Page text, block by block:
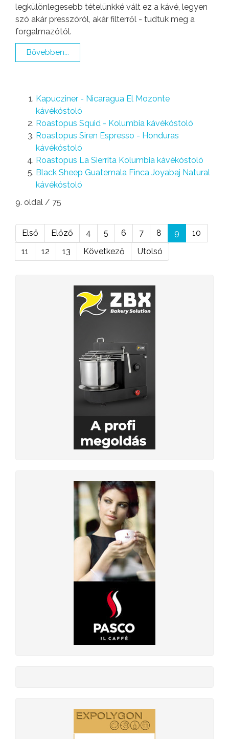
legkülönlegesebb tételünkké vált ez a kávé, legyen
szó akár presszóról, akár filterről - tudtuk meg a
forgalmazótól.
Bővebben...
Kapucziner - Nicaragua El Mozonte
kávékóstoló
Roastopus Squid - Kolumbia kávékóstoló
Roastopus Siren Espresso - Honduras
kávékóstoló
Roastopus La Sierrita Kolumbia kávékóstoló
Black Sheep Guatemala Finca Joyabaj Natural
kávékóstoló
9. oldal / 75
Első Előző 4 5 6 7 8 9
10
11
12 13 Következő Utolsó